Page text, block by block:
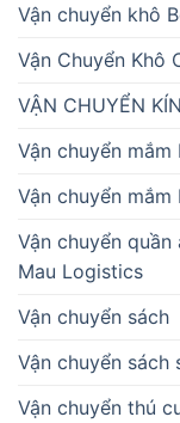
Vận chuyển khô
Vận Chuyển Khô
VẬN CHUYỂN
Vận chuyển mắm
Vận chuyển
Vận chuyển
Mau Logistics
Vận chuyển sách
Vận chuyển sách
Vận chuyển thú